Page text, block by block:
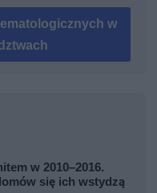
w
w 2010–2016.
się ich wstydzą